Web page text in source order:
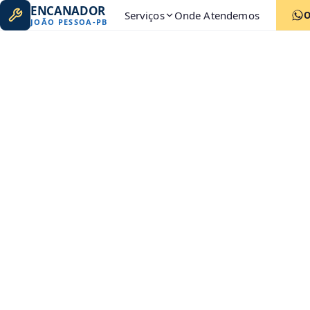
ENCANADOR
JOÃO PESSOA-PB Serviços Onde Atendemos